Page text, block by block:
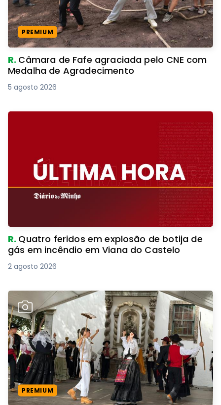
PREMIUM
R. Câmara de Fafe agraciada pelo CNE com
Medalha de Agradecimento
5 agosto 2026
R. Quatro feridos em explosão de botija de
gás em incêndio em Viana do Castelo
2 agosto 2026
PREMIUM